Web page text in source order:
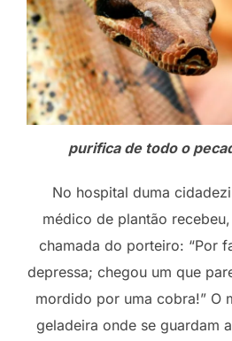
purifica de todo o
No hospital duma
médico de plantão
chamada do porteiro: “Por
depressa; chegou um que
mordido por uma cobra!” O
geladeira onde se guardam